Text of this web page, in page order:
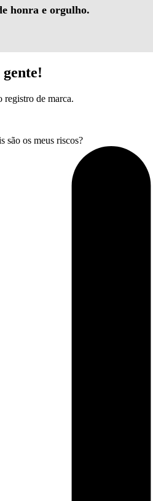
honra e orgulho.
registro de marca.
são os meus riscos?